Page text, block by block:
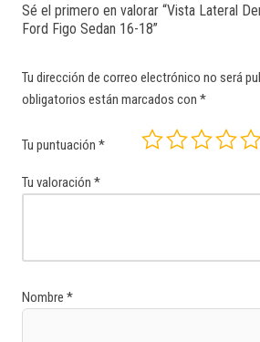
Sé el primero en valorar “Vista Lateral
Ford Figo Sedan 16-18”
Tu dirección de correo electrónico no será
obligatorios están marcados con *
Tu puntuación *
Tu valoración *
Nombre *